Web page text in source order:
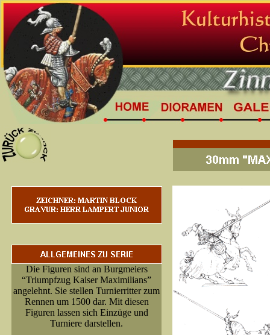
Die Figuren sind an Burgmeiers
“Triumpfzug Kaiser Maximilians”
angelehnt. Sie stellen Turnierritter zum
Rennen um 1500 dar. Mit diesen
Figuren lassen sich Einzüge und
Turniere darstellen.